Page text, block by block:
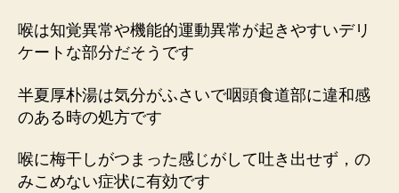
喉は知覚異常や機能的運動異常が起きやすいデリ
ケートな部分だそうです
半夏厚朴湯は気分がふさいで咽頭食道部に違和感
のある時の処方です
喉に梅干しがつまった感じがして吐き出せず，の
みこめない症状に有効です